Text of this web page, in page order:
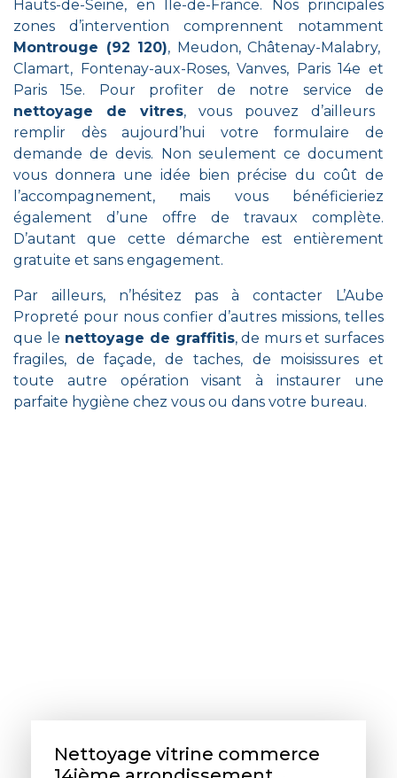
Hauts-de-Seine, en Île-de-France. Nos principales
zones d’intervention comprennent notamment
Montrouge (92 120), Meudon, Châtenay-Malabry,
Clamart, Fontenay-aux-Roses, Vanves, Paris 14e et
Paris 15e. Pour profiter de notre service de
nettoyage de vitres, vous pouvez d’ailleurs
remplir dès aujourd’hui votre formulaire de
demande de devis. Non seulement ce document
vous donnera une idée bien précise du coût de
l’accompagnement, mais vous bénéficieriez
également d’une offre de travaux complète.
D’autant que cette démarche est entièrement
gratuite et sans engagement.
Par ailleurs, n’hésitez pas à contacter L’Aube
Propreté pour nous confier d’autres missions, telles
que le nettoyage de graffitis, de murs et surfaces
fragiles, de façade, de taches, de moisissures et
toute autre opération visant à instaurer une
parfaite hygiène chez vous ou dans votre bureau.
Nettoyage vitrine commerce